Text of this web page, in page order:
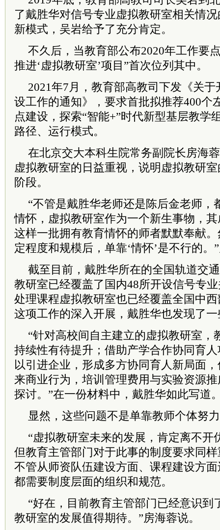
了戴胜华对信号专业虚拟教研室相关情
新模式，吴岩给予了充分肯定。
不久后，当教育部公布2020年工作要
推进‘虚拟教研室’项目”首次位列其中。
2021年7月，教育部高教司下发《关
设工作的通知》，要求首批拟推荐400个
点建设，探索“智能+”时代新型基层教学
路径、运行模式。
在北京交大本科生院常务副院长房海
虚拟教研室的日益重视，说明虚拟教研
阶段。
“不管是戴胜华老师还是陈后金老师，
情怀，虚拟教研室作为一个新生事物，
这样一批拥有教育情怀的师者默默奉献
定程度和规模后，单靠‘情怀’是不行的。
截至目前，戴胜华所在的全国轨道交
教研室已经覆盖了国内48所开设信号专
处理课程虚拟教研室也已经覆盖全国中
这项工作的深入开展，戴胜华也发现了
“针对高校间自主建立的虚拟教研室，
持续性有待提升；借助产学合作协同育
以引进企业，形成多方协同育人新局面
来商业行为，培训管理费用与实验资源
探讨。”在一份材料中，戴胜华如此写道
显然，这些问题不是单靠教师个体努
“虚拟教研室未来的发展，肯定离不开
但教育主管部门对于此事的制度要求同
不管从师资队伍建设方面、课程建设方
都需要制度层面的组织和规范。
“好在，目前教育主管部门已经意识到
教研室的发展值得期待。”房海蓉说。